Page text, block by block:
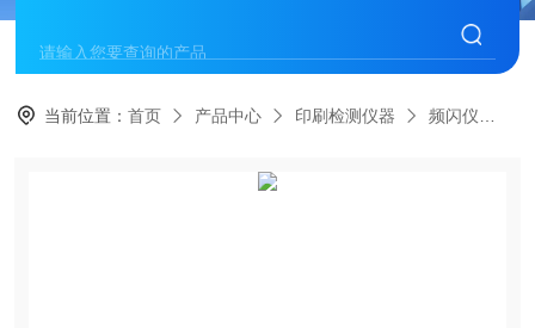
当前位置：首页 产品中心 印刷检测仪器 频闪仪